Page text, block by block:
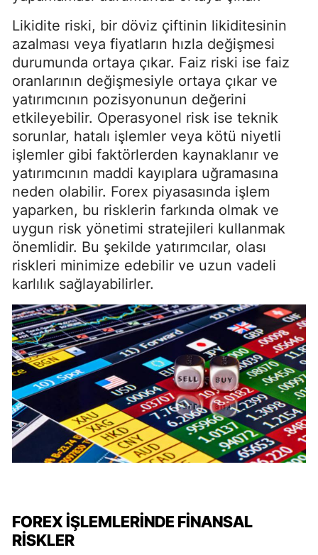
Likidite riski, bir döviz çiftinin likiditesinin
azalması veya fiyatların hızla değişmesi
durumunda ortaya çıkar. Faiz riski ise faiz
oranlarının değişmesiyle ortaya çıkar ve
yatırımcının pozisyonunun değerini
etkileyebilir. Operasyonel risk ise teknik
sorunlar, hatalı işlemler veya kötü niyetli
işlemler gibi faktörlerden kaynaklanır ve
yatırımcının maddi kayıplara uğramasına
neden olabilir. Forex piyasasında işlem
yaparken, bu risklerin farkında olmak ve
uygun risk yönetimi stratejileri kullanmak
önemlidir. Bu şekilde yatırımcılar, olası
riskleri minimize edebilir ve uzun vadeli
karlılık sağlayabilirler.
FOREX İŞLEMLERINDE FINANSAL
RISKLER